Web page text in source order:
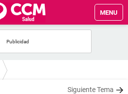
MENU
Siguiente Tema